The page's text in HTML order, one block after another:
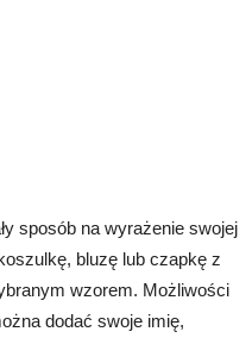
sposób na wyrażenie swojej
bluzę lub czapkę z
wzorem. Możliwości
dodać swoje imię,